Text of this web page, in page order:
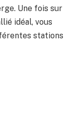
Une fois sur
idéal, vous
stations